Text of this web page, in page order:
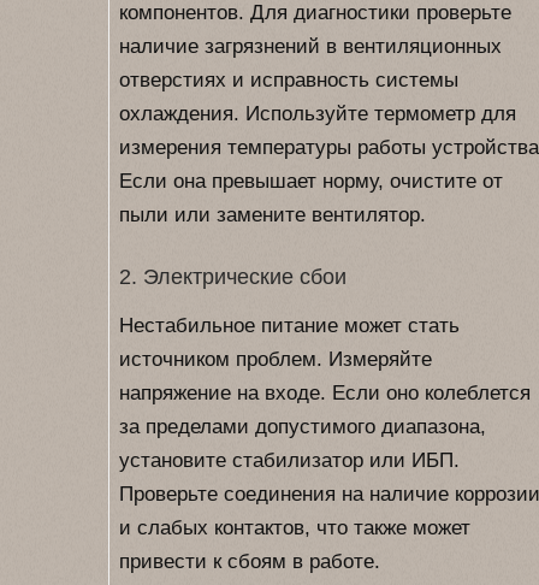
компонентов. Для диагностики проверьте
наличие загрязнений в вентиляционных
отверстиях и исправность системы
охлаждения. Используйте термометр для
измерения температуры работы
Если она превышает норму, очистите от
пыли или замените вентилятор.
2. Электрические сбои
Нестабильное питание может стать
источником проблем. Измеряйте
напряжение на входе. Если оно колеблется
за пределами допустимого диапазона,
установите стабилизатор или ИБП.
Проверьте соединения на наличие коррозии
и слабых контактов, что также может
привести к сбоям в работе.